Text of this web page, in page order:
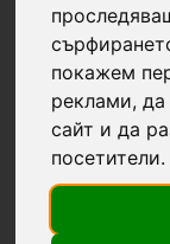
покажем
реклами,
сайт и да
посетители.